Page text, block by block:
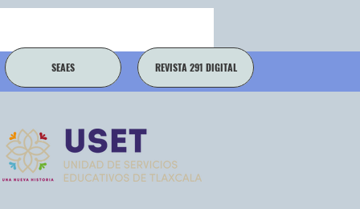
SEAES REVISTA 291 DIGITAL